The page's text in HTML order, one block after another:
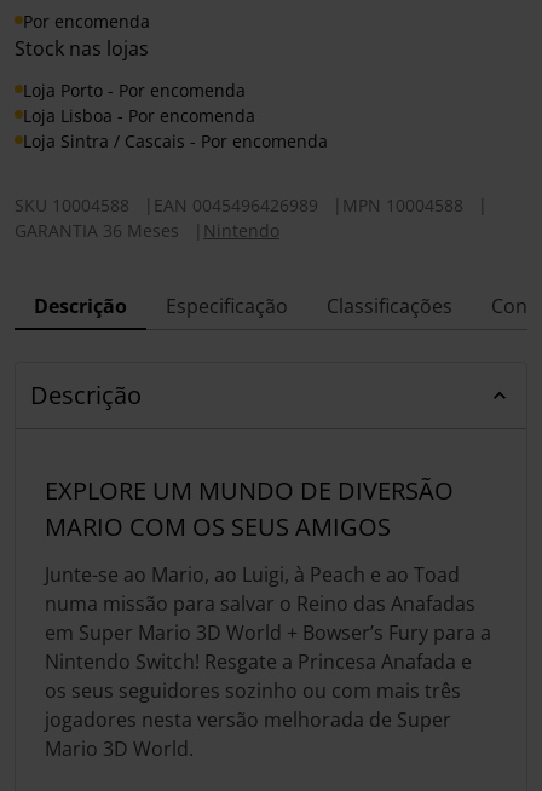
Por encomenda
Stock nas lojas
Loja Porto - Por encomenda
Loja Lisboa - Por encomenda
Loja Sintra / Cascais - Por encomenda
SKU 10004588 EAN 0045496426989 MPN 10004588
GARANTIA 36 Meses
Nintendo
Descrição Especificação Classificações
Descrição
EXPLORE UM MUNDO DE DIVERSÃO
MARIO COM OS SEUS AMIGOS
Junte-se ao Mario, ao Luigi, à Peach e ao Toad
numa missão para salvar o Reino das Anafadas
em Super Mario 3D World + Bowser’s Fury para a
Nintendo Switch! Resgate a Princesa Anafada e
os seus seguidores sozinho ou com mais três
jogadores nesta versão melhorada de Super
Mario 3D World.